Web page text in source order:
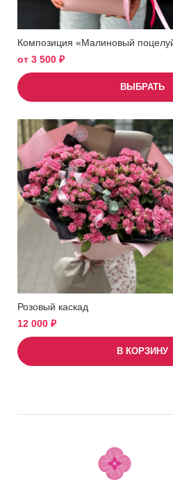
Композиция «Малиновый
от 3 500 ₽
ВЫБРАТЬ
Розовый каскад
12 000 ₽
В КОРЗИНУ